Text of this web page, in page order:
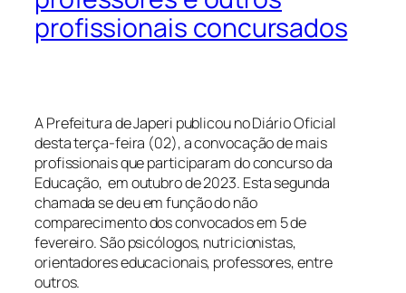
profissionais concursados
A Prefeitura de Japeri publicou no Diário Oficial
desta terça-feira (02), a convocação de mais
profissionais que participaram do concurso da
Educação, em outubro de 2023. Esta segunda
chamada se deu em função do não
comparecimento dos convocados em 5 de
fevereiro. São psicólogos, nutricionistas,
orientadores educacionais, professores, entre
outros.